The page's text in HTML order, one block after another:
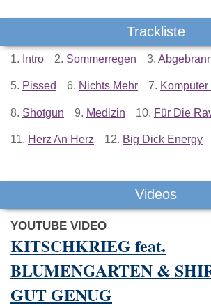
Trackliste
1. Intro 2. Sommerregen 3.
5. Pissed 6. Nichts Mehr 7.
8. Shotgun 9. Medizin 10. Für Die
11. Herz An Herz 12. Big Dick Energy
Videos
YOUTUBE VIDEO
KITSCHKRIEG feat.
BLUMENGARTEN &
GUT GENUG